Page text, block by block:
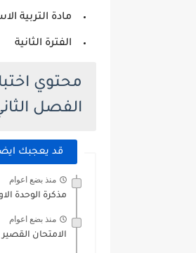
مادة التربية
الفترة الثانية
محتوي
الفصل
قد يعجبك
منذ بضع اعوام
مذكرة الوحدة
منذ بضع اعوام
الامتحان